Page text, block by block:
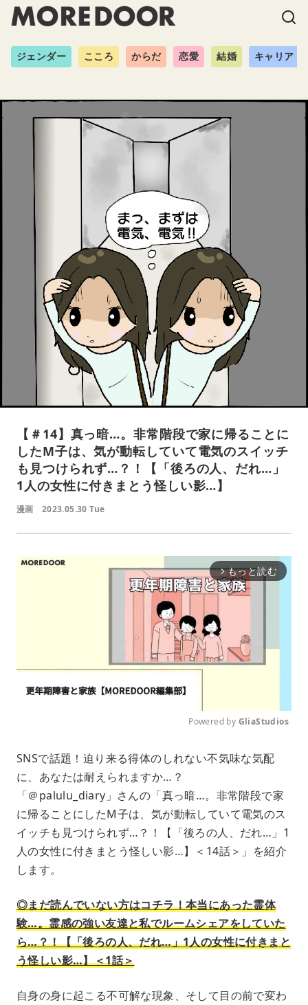
ジェンダー こころ からだ 恋愛 結婚 キャリア
【＃14】真っ暗…。非常階段で家に帰ることに
したM子は、気が動転していて電気のスイッチ
も見つけられず…？！【「後ろの人、だれ…」
1人の女性に付きまとう怪しい影…】
漫画 2023.05.30 Tue
arrow_forward_ios もっと読む
u
e
Powered by GliaStudios
SNSで話題！迫り来る得体のしれない不気味な気配
に、あなたは耐えられますか…？
「＠palulu_diary」さんの「真っ暗…。非常階段で家
に帰ることにしたM子は、気が動転していて電気のス
イッチも見つけられず…？！【「後ろの人、だれ…」1
人の女性に付きまとう怪しい影…】＜14話＞」を紹介
します。
◎まだ読んでいない方はコチラ！本当にあった霊体
験…。霊感の強い友達と私でルームシェアをしていた
ら…？！【「後ろの人、だれ…」1人の女性に付きまと
う怪しい影…】＜1話＞
自身の身に起こる不可解な現象、そして目の前で変わ